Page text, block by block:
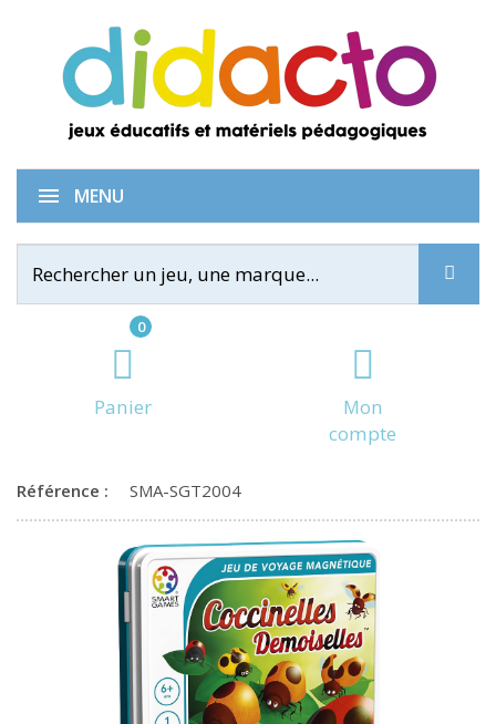
0
Panier
Mon
compte
MENU
Coccinelles demoiselles
Référence : SMA-SGT2004